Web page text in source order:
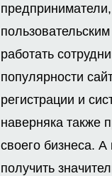
работать
популярности
регистрации и
наверняка также
своего бизнеса.
получить